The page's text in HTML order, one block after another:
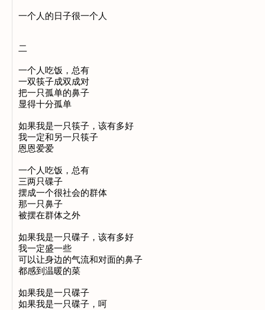
一个人的日子很一个人
二
一个人吃饭，总有
一双筷子成双成对
把一只孤单的鼻子
显得十分孤单
如果我是一只筷子，该有多好
我一定和另一只筷子
恩恩爱爱
一个人吃饭，总有
三两只碟子
摆成一个很社会的群体
那一只鼻子
被摆在群体之外
如果我是一只碟子，该有多好
我一定盛一些
可以让身边的气流和对面的鼻子
都感到温暖的菜
如果我是一只碟子
如果我是一只碟子，呵